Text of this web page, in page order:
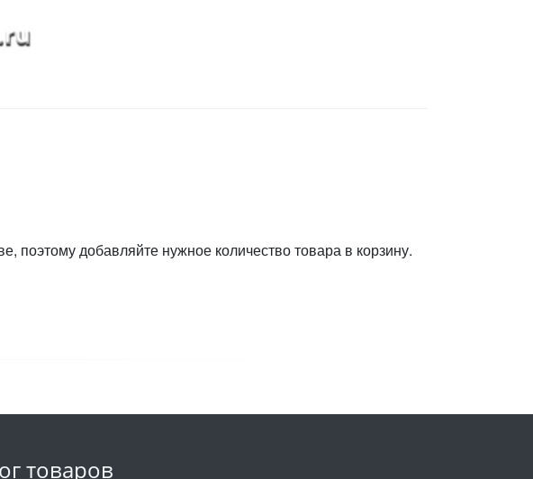
поэтому добавляйте нужное количество товара в корзину.
товаров